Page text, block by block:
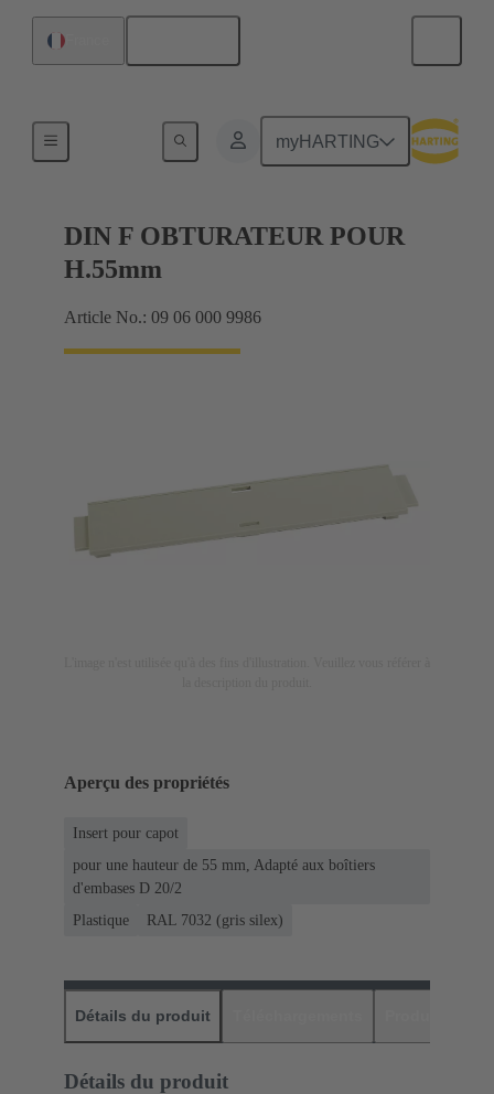
myHARTING
DIN F OBTURATEUR POUR
H.55mm
Article No.: 09 06 000 9986
Aperçu des propriétés
Insert pour capot
pour une hauteur de 55 mm, Adapté aux boîtiers
d'embases D 20/2
Plastique
RAL 7032 (gris silex)
Détails du produit
Détails du produit